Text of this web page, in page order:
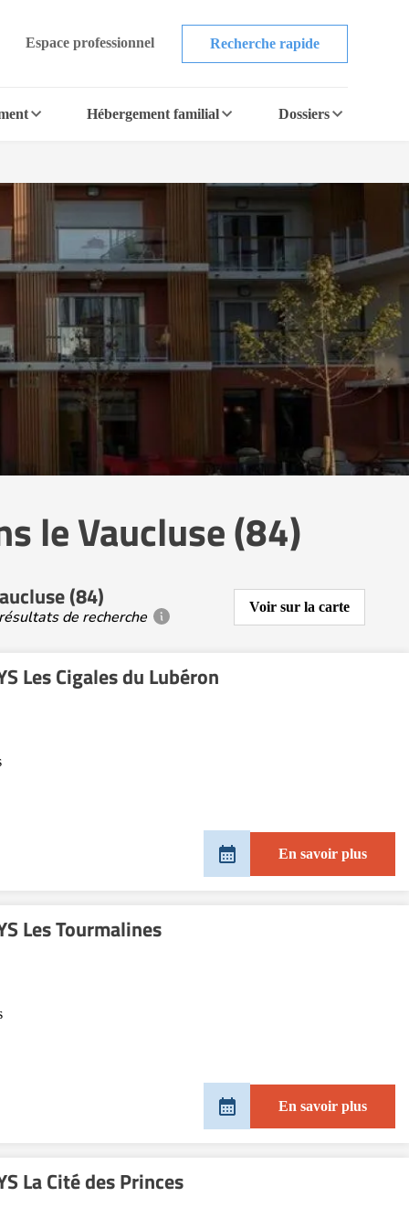
Espace professionnel Recherche rapide
Hébergement familial Dossiers
le Vaucluse (84)
(84)
de recherche
Voir sur la carte
Les Cigales du Lubéron
En savoir plus
Les Tourmalines
En savoir plus
La Cité des Princes